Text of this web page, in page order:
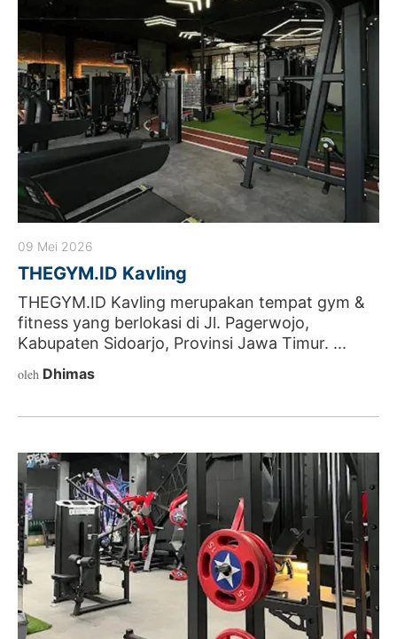
09 Mei 2026
THEGYM.ID Kavling
THEGYM.ID Kavling merupakan tempat gym &
fitness yang berlokasi di Jl. Pagerwojo,
Kabupaten Sidoarjo, Provinsi Jawa Timur. ...
oleh Dhimas